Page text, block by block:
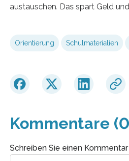
austauschen. Das spart Geld
Orientierung Schulmaterialien
Kommentare
Schreiben Sie einen Kommentar